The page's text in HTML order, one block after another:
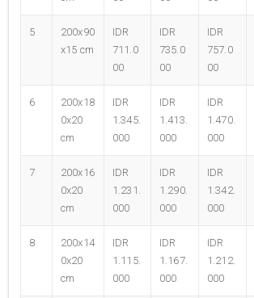
5
200x90
x15 cm
IDR
711.0
00
IDR
735.0
00
IDR
757.0
00
6
200x18
0x20
cm
IDR
1.345.
000
IDR
1.413.
000
IDR
1.470.
000
7
200x16
0x20
cm
IDR
1.231.
000
IDR
1.290.
000
IDR
1.342.
000
8
200x14
0x20
cm
IDR
1.115.
000
IDR
1.167.
000
IDR
1.212.
000